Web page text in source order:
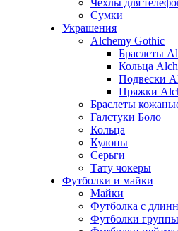
Сумки
Украшения
Alchemy Gothic
Браслеты
Кольца
Подвески
Пряжки
Браслеты
Галстуки Боло
Кольца
Кулоны
Серьги
Тату чокеры
Футболки и майки
Майки
Футболка с
Футболки группы